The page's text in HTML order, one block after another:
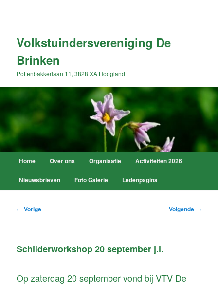
inhoudVolkstuindersvereniging De
Brinken
Pottenbakkerlaan 11, 3828 XA Hoogland
Hoofdmenu
Home Over ons Organisatie Activiteiten 2026
Nieuwsbrieven Foto Galerie Ledenpagina
Bericht
← Vorige Volgende →
Schilderworkshop 20 september j.l.
Op zaterdag 20 september vond bij VTV De